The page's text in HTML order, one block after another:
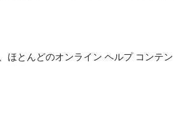
ほとんどのオンライン ヘルプ コンテン